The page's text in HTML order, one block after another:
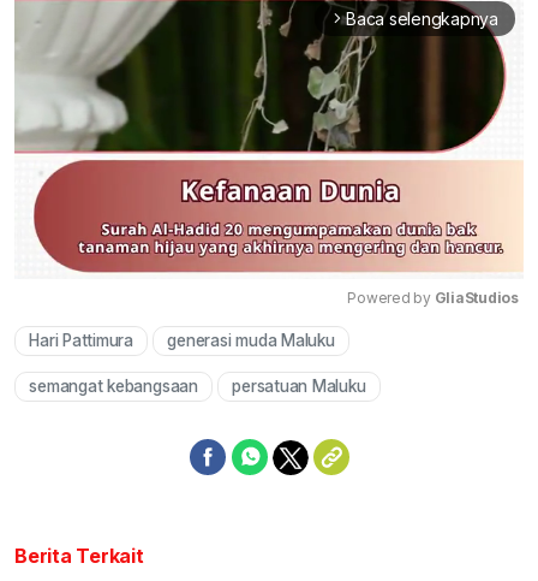
arrow_forward_ios Baca selengkapnya
Powered by GliaStudios
Hari Pattimura generasi muda Maluku
semangat kebangsaan persatuan Maluku
Berita Terkait